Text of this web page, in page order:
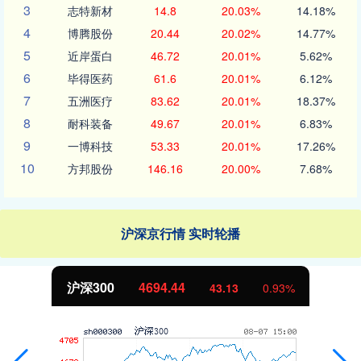
3 志特新材 14.8 20.03% 14.18%
4 博腾股份 20.44 20.02% 14.77%
5 近岸蛋白 46.72 20.01% 5.62%
6 毕得医药 61.6 20.01% 6.12%
7 五洲医疗 83.62 20.01% 18.37%
8 耐科装备 49.67 20.01% 6.83%
9 一博科技 53.33 20.01% 17.26%
10 方邦股份 146.16 20.00% 7.68%
沪深京行情 实时轮播
沪深300 4694.44 43.13 0.93%